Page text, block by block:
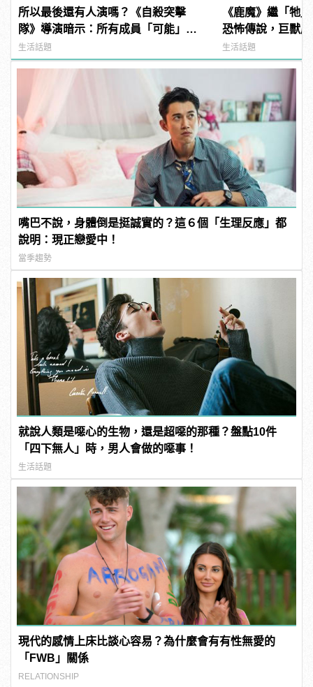
所以最後還有人演嗎？《自殺突擊
隊》導演暗示：所有成員「可能」都
難逃一死！ | manfashion這樣變型男
生活話題
《鹿魔》繼「牠
恐怖傳說，巨獸
現身！ |
生活話題
嘴巴不說，身體倒是挺誠實的？這６個「生理反應」都
說明：現正戀愛中！
當季趨勢
就說人類是噁心的生物，還是超噁的那種？盤點10件
「四下無人」時，男人會做的噁事！
生活話題
現代的感情上床比談心容易？為什麼會有有性無愛的
「FWB」關係
RELATIONSHIP